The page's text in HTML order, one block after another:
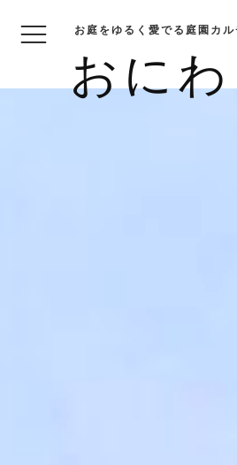
おに
お庭をゆるく愛でる庭園カ